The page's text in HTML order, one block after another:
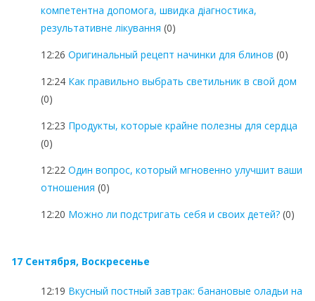
компетентна допомога, швидка діагностика,
результативне лікування (0)
12:26 Оригинальный рецепт начинки для блинов (0)
12:24 Как правильно выбрать светильник в свой дом
(0)
12:23 Продукты, которые крайне полезны для сердца
(0)
12:22 Один вопрос, который мгновенно улучшит ваши
отношения (0)
12:20 Можно ли подстригать себя и своих детей? (0)
17 Сентября, Воскресенье
12:19 Вкусный постный завтрак: банановые оладьи на